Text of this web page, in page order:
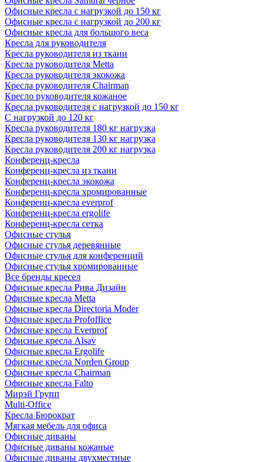
Офисные кресла с нагрузкой до 150 кг
Офисные кресла с нагрузкой до 200 кг
Офисные кресла для большого веса
Кресла для руководителя
Кресла руководителя из ткани
Кресла руководителя Metta
Кресла руководителя экокожа
Кресла руководителя Chairman
Кресло руководителя кожаное
Кресла руководителя с нагрузкой до 150 кг
С нагрузкой до 120 кг
Кресла руководителя 180 кг нагрузка
Кресла руководителя 130 кг нагрузка
Кресла руководителя 200 кг нагрузка
Конференц-кресла
Конференц-кресла из ткани
Конференц-кресла экокожа
Конференц-кресла хромированные
Конференц-кресла everprof
Конференц-кресла ergolife
Конференц-кресла сетка
Офисные стулья
Офисные стулья деревянные
Офисные стулья для конференций
Офисные стулья хромированные
Все бренды кресел
Офисные кресла Рива Дизайн
Офисные кресла Metta
Офисные кресла Directoria Moder
Офисные кресла Profoffice
Офисные кресла Everprof
Офисные кресла Alsav
Офисные кресла Ergolife
Офисные кресла Norden Group
Офисные кресла Chairman
Офисные кресла Falto
Мирэй Групп
Multi-Office
Кресла Бюрократ
Мягкая мебель для офиса
Офисные диваны
Офисные диваны кожаные
Офисные диваны двухместные